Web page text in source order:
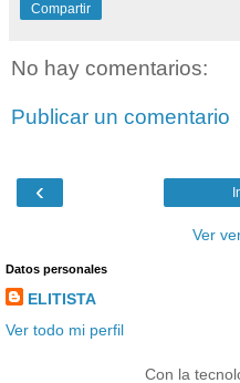
Compartir
No hay comentarios:
Publicar un comentario
‹
Ver
Datos personales
ELITISTA
Ver todo mi perfil
Con la